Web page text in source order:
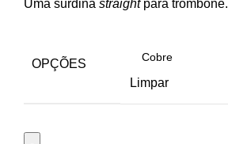
Uma surdina straightpara trombone.
OPÇÕES
Limpar